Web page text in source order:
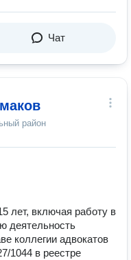
Чат
район
лет, включая работу в
деятельность
коллегии адвокатов
1044 в реестре